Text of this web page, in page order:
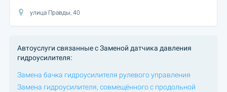
улица Правды, 40
Автоуслуги связанные с Заменой датчика давления
гидроусилителя:
Замена бачка гидроусилителя рулевого управления
Замена гидроусилителя, совмещённого с продольной